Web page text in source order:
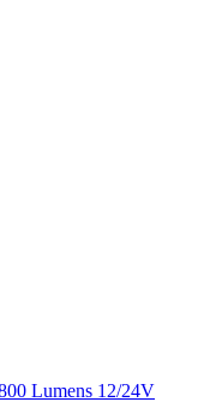
Lumens 12/24V